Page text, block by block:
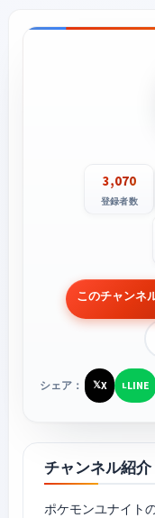
3,070
登録者数
このチャンネ
シェア： 𝕏X LLINE
チャンネル紹介
ポケモンユナイト